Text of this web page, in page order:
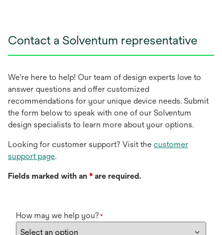
Contact a Solventum representative
We're here to help! Our team of design experts love to
answer questions and offer customized
recommendations for your unique device needs. Submit
the form below to speak with one of our Solventum
design specialists to learn more about your options.
Looking for customer support? Visit the customer
support page.
Fields marked with an * are required.
How may we help you? *